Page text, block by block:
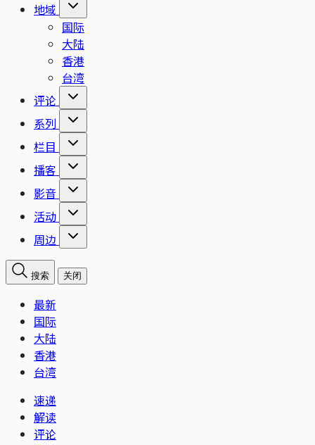
地域
国际
大陆
香港
台湾
评论
系列
栏目
播客
影音
活动
周边
搜索 关闭
最新
国际
大陆
香港
台湾
速递
解读
评论